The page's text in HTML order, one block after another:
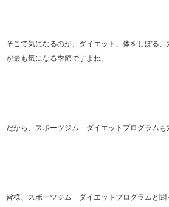
そこで気になるのが、ダイエット、体をしぼる
が最も気になる季節ですよね。
だから、スポーツジム ダイエットプログラムも
皆様、スポーツジム ダイエットプログラムと聞